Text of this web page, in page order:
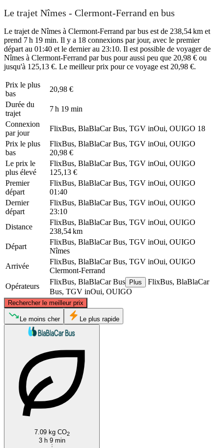
Le trajet Nîmes - Clermont-Ferrand en bus
Le trajet de Nîmes à Clermont-Ferrand par bus est de 238,54 km et
prend 7 h 19 min. Il y a 18 connexions par jour, avec le premier
départ au 01:40 et le dernier au 23:10. Il est possible de voyager de
Nîmes à Clermont-Ferrand par bus pour aussi peu que 20,98 € ou
jusqu'à 125,13 €. Le meilleur prix pour ce voyage est 20,98 €.
Prix ​​le plus
bas
20,98 €
Durée du
trajet
7 h 19 min
Connexion
par jour
FlixBus, BlaBlaCar Bus, TGV inOui, OUIGO 18
Prix ​​le plus
bas
FlixBus, BlaBlaCar Bus, TGV inOui, OUIGO
20,98 €
Le prix le
plus élevé
FlixBus, BlaBlaCar Bus, TGV inOui, OUIGO
125,13 €
Premier
départ
FlixBus, BlaBlaCar Bus, TGV inOui, OUIGO
01:40
Dernier
départ
FlixBus, BlaBlaCar Bus, TGV inOui, OUIGO
23:10
Distance
FlixBus, BlaBlaCar Bus, TGV inOui, OUIGO
238,54 km
Départ
FlixBus, BlaBlaCar Bus, TGV inOui, OUIGO
Nîmes
Arrivée
FlixBus, BlaBlaCar Bus, TGV inOui, OUIGO
Clermont-Ferrand
Opérateurs
FlixBus, BlaBlaCar Bus Plus
FlixBus, BlaBlaCar
Bus, TGV inOui, OUIGO
Rechercher le meilleur prix
Clermont-Ferrand
©CARTO
Le moins cher Le plus rapide
7.09 kg CO2
3 h 9 min